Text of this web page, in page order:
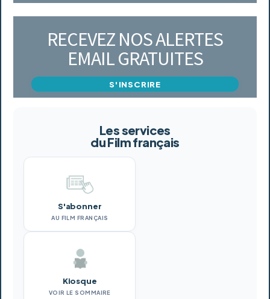
RECEVEZ NOS ALERTES
EMAIL GRATUITES
S'INSCRIRE
Les services
du Film français
S'abonner
AU FILM FRANÇAIS
Kiosque
VOIR LE SOMMAIRE